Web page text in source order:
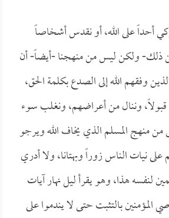
أحداً على الله، أو نقدس أشخاصاً
من ذلك- ولكن ليس من منهجنا -أيضاً- أن
وفقهم الله إلى الصدع بكلمة الحق،
وننال من أعراضهم، ونغلب سوء
منهج المسلم الذي يخاف الله ويرجو
نيات الناس زوراً وبهتانا، ولا أدري
لنفسه هذا، وهو يقرأ ليل نهار آيات
المؤمنين بالتثبت حتى لا يندموا على